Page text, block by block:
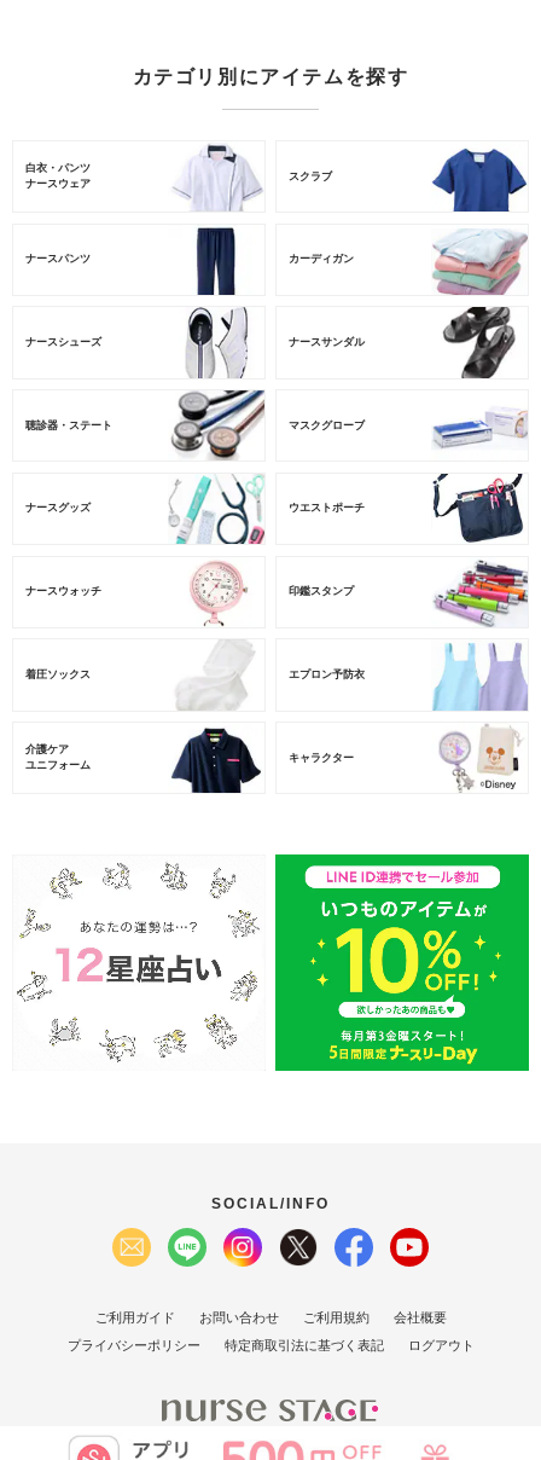
カテゴリ別にアイテムを探す
白衣・パンツ
ナースウェア
スクラブ
ナースパンツ カーディガン
ナースシューズ ナースサンダル
聴診器・ステート マスクグローブ
ナースグッズ ウエストポーチ
ナースウォッチ 印鑑スタンプ
着圧ソックス エプロン予防衣
介護ケア
ユニフォーム
キャラクター
SOCIAL/INFO
ご利用ガイド お問い合わせ ご利用規約
会社概要
プライバシーポリシー
特定商取引法に基づく表記 ログアウト